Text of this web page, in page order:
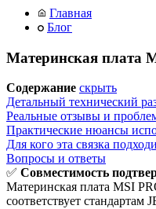
Главная
Блог
Материнская плата
Содержание скрыть
Детальный технический
Реальные отзывы и
Практические нюансы
Для кого эта связка
Вопросы и ответы
✅ Совместимость
Материнская плата MSI
соответствует